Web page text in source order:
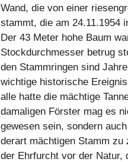
Wand, die von einer
stammt, die am 24.11.1954
Der 43 Meter hohe Baum
Stockdurchmesser betrug
den Stammringen sind
wichtige historische
alle hatte die mächtige
damaligen Förster mag es
gewesen sein, sondern
derart mächtigen Stamm zu
der Ehrfurcht vor der Natur,